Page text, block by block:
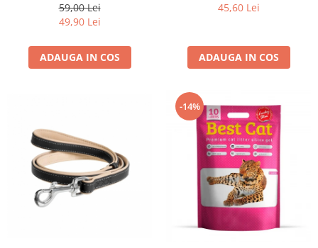
59,00 Lei
49,90 Lei
ADAUGA IN COS
si orez, 2kg
45,60 Lei
ADAUGA IN COS
-14%